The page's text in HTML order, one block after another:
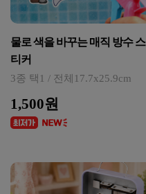
물로 색을 바꾸는 매직 방수 스
티커
3종 택1 / 전체17.7x25.9cm
1,500원